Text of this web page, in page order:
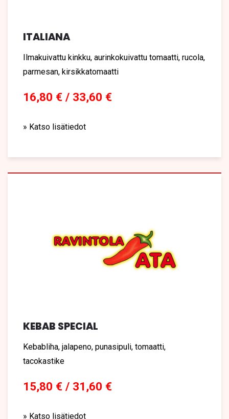
ITALIANA
Ilmakuivattu kinkku, aurinkokuivattu tomaatti, rucola,
parmesan, kirsikkatomaatti
16,80 € / 33,60 €
» Katso lisätiedot
KEBAB SPECIAL
Kebabliha, jalapeno, punasipuli, tomaatti,
tacokastike
15,80 € / 31,60 €
» Katso lisätiedot